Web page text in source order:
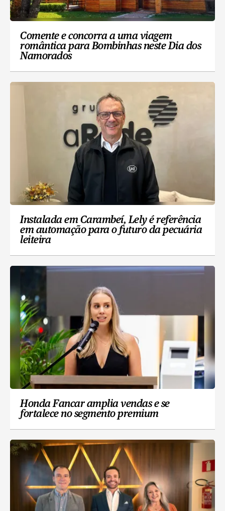
Comente e concorra a uma viagem
romântica para Bombinhas neste Dia dos
Namorados
Instalada em Carambeí, Lely é referência
em automação para o futuro da pecuária
leiteira
Honda Fancar amplia vendas e se
fortalece no segmento premium